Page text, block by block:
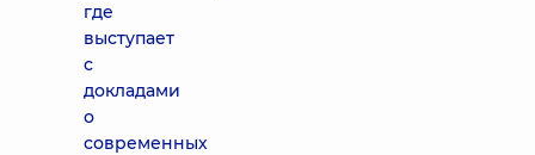
где
выступает
с
докладами
о
современных